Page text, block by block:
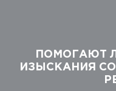
ПОМОГАЮТ
ИЗЫСКАНИЯ